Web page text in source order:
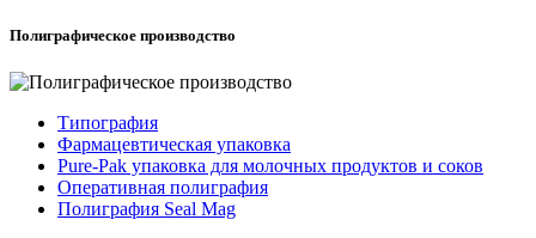
Полиграфическое производство
Типография
Фармацевтическая упаковка
Pure-Pak упаковка для молочных продуктов и соков
Оперативная полиграфия
Полиграфия Seal Mag